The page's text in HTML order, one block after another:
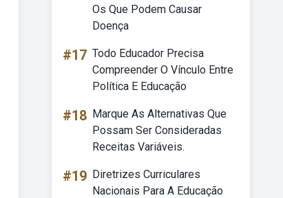
Os Que Podem Causar
Doença
#17 Todo Educador Precisa
Compreender O Vínculo Entre
Política E Educação
#18 Marque As Alternativas Que
Possam Ser Consideradas
Receitas Variáveis.
#19 Diretrizes Curriculares
Nacionais Para A Educação